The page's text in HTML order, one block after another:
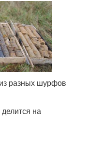
разных шурфов
на